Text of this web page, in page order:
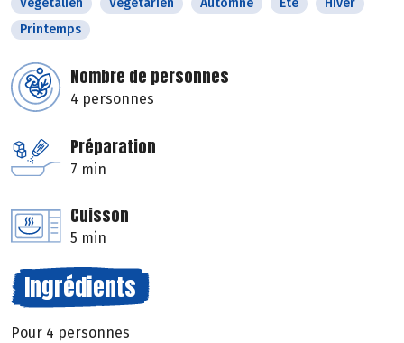
Végétalien
Végétarien Automne Eté
Hiver
Printemps
Nombre de personnes
4 personnes
Préparation
7 min
Cuisson
5 min
Ingrédients
Pour 4 personnes